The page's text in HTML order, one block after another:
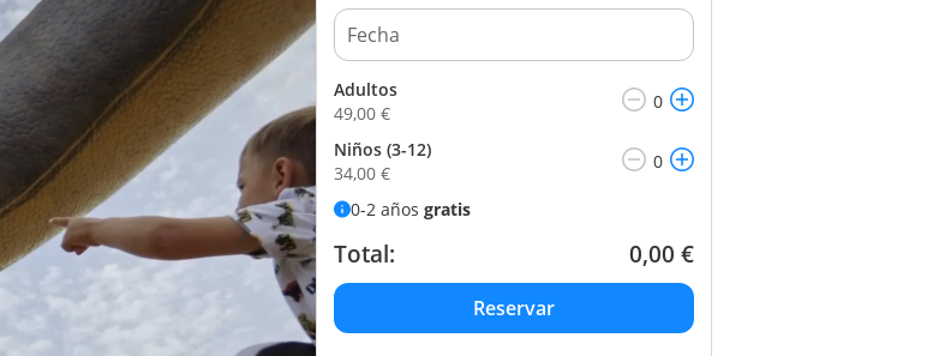
Adultos
49,00 €
Niños (3-12)
34,00 €
0-2 años gratis
Total: 0,00 €